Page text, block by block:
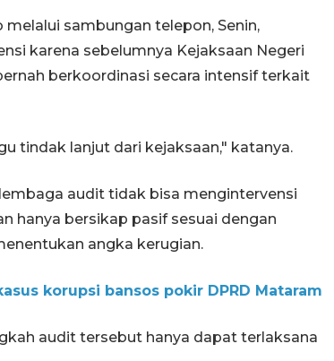
melalui sambungan telepon, Senin,
karena sebelumnya Kejaksaan Negeri
berkoordinasi secara intensif terkait
tindak lanjut dari kejaksaan," katanya.
audit tidak bisa mengintervensi
hanya bersikap pasif sesuai dengan
angka kerugian.
korupsi bansos pokir DPRD Mataram
audit tersebut hanya dapat terlaksana